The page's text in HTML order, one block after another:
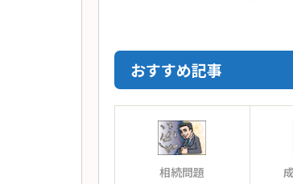
おすすめ記事
相続問題